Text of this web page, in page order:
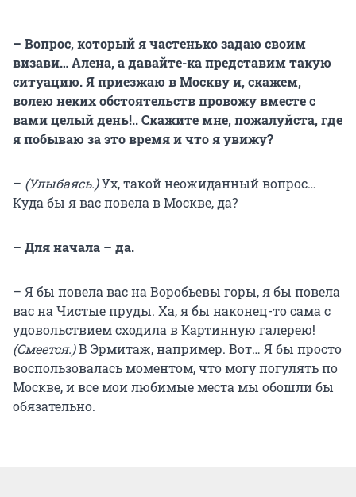
– Вопрос, который я частенько задаю своим
визави… Алена, а давайте-ка представим такую
ситуацию. Я приезжаю в Москву и, скажем,
волею неких обстоятельств провожу вместе с
вами целый день!.. Скажите мне, пожалуйста, где
я побываю за это время и что я увижу?
– (Улыбаясь.)Ух, такой неожиданный вопрос…
Куда бы я вас повела в Москве, да?
– Для начала – да.
– Я бы повела вас на Воробьевы горы, я бы повела
вас на Чистые пруды. Ха, я бы наконец-то сама с
удовольствием сходила в Картинную галерею!
(Смеется.)В Эрмитаж, например. Вот… Я бы просто
воспользовалась моментом, что могу погулять по
Москве, и все мои любимые места мы обошли бы
обязательно.